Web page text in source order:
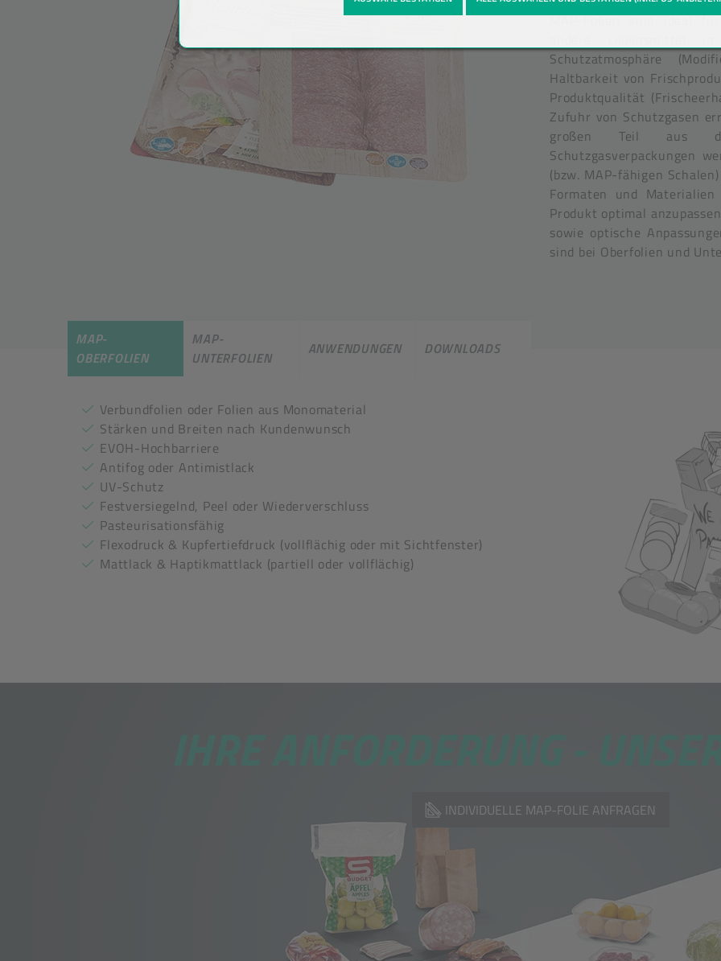
MAP-Folien sind ideal
Schutzatmosphäre
Haltbarkeit von
Produktqualität
Zufuhr von Schutzgasen
großen Teil aus der
Schutzgasverpackungen
(bzw. MAP-fähigen
Formaten und
Produkt optimal
sowie optische
sind bei Oberfolien und
MAP-
OBERFOLIEN
MAP-
UNTERFOLIEN
ANWENDUNGEN DOWNLOADS
Verbundfolien oder Folien aus Monomaterial
Stärken und Breiten nach Kundenwunsch
EVOH-Hochbarriere
Antifog oder Antimistlack
UV-Schutz
Festversiegelnd, Peel oder Wiederverschluss
Pasteurisationsfähig
Flexodruck & Kupfertiefdruck (vollflächig oder mit Sichtfenster)
Mattlack & Haptikmattlack (partiell oder vollflächig)
Muldung möglich)
APET und PP
Materialeinsparung)
Stärken und
EVOH-Hochbarriere
Festversiegelnd
im
Mattlack &
INDIVIDUELLE MAP-FOLIE ANFRAGEN